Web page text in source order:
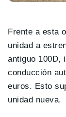
Frente a esta
unidad a
antiguo 100D,
conducción
euros. Esto
unidad nueva.